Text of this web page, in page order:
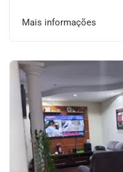
Mais informações